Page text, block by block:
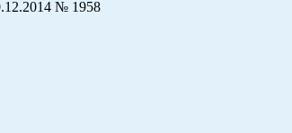
№ 1958